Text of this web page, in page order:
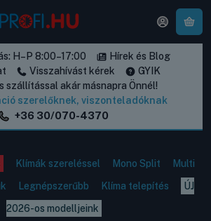
H–P 8:00–17:00
Hírek és Blog
Visszahívást kérek
GYIK
szállítással akár másnapra Önnél!
szerelőknek, viszonteladóknak
+36 30/070-4370
Klímák szereléssel Mono Split
Multi
Legnépszerűbb Klíma telepítés
ÚJ
2026-os modelljeink